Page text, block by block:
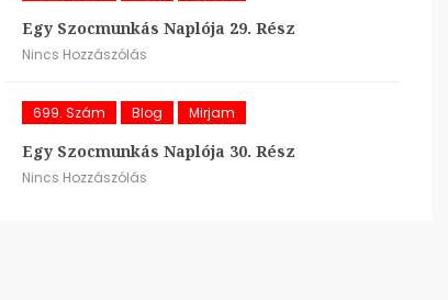
Egy Szocmunkás Naplója 29. Rész
Nincs Hozzászólás
699. Szám Blog Mirjam
Egy Szocmunkás Naplója 30. Rész
Nincs Hozzászólás